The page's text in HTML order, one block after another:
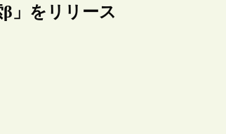
」をリリース